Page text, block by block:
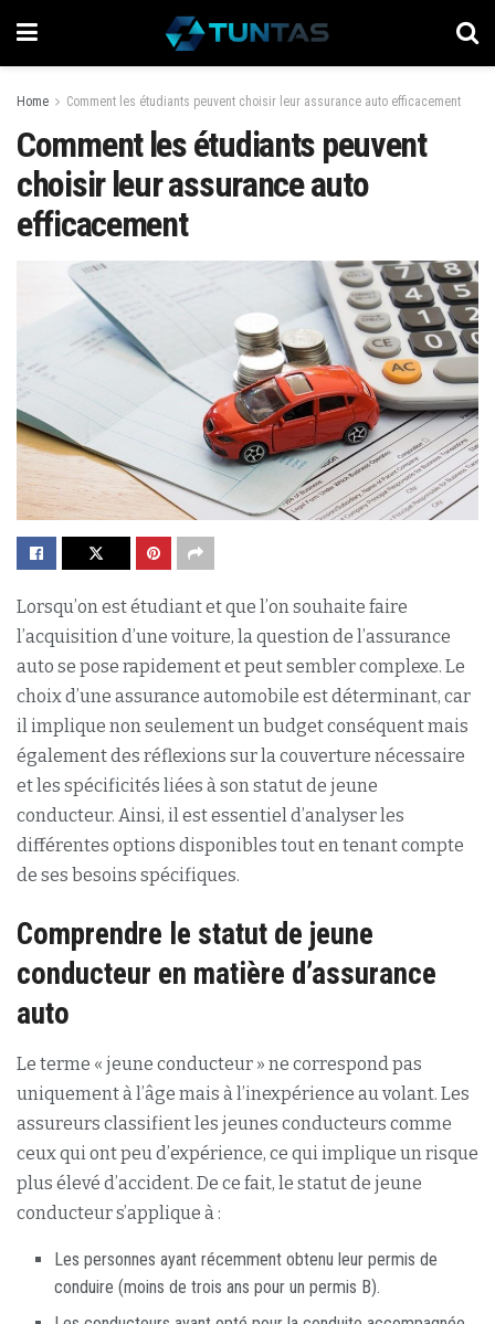
Home Comment les étudiants peuvent choisir leur assurance auto efficacement
Comment les étudiants peuvent
choisir leur assurance auto
efficacement
Lorsqu’on est étudiant et que l’on souhaite faire
l’acquisition d’une voiture, la question de l’assurance
auto se pose rapidement et peut sembler complexe. Le
choix d’une assurance automobile est déterminant, car
il implique non seulement un budget conséquent mais
également des réflexions sur la couverture nécessaire
et les spécificités liées à son statut de jeune
conducteur. Ainsi, il est essentiel d’analyser les
différentes options disponibles tout en tenant compte
de ses besoins spécifiques.
Comprendre le statut de jeune
conducteur en matière d’assurance
auto
Le terme « jeune conducteur » ne correspond pas
uniquement à l’âge mais à l’inexpérience au volant. Les
assureurs classifient les jeunes conducteurs comme
ceux qui ont peu d’expérience, ce qui implique un risque
plus élevé d’accident. De ce fait, le statut de jeune
conducteur s’applique à :
Les personnes ayant récemment obtenu leur permis de
conduire (moins de trois ans pour un permis B).